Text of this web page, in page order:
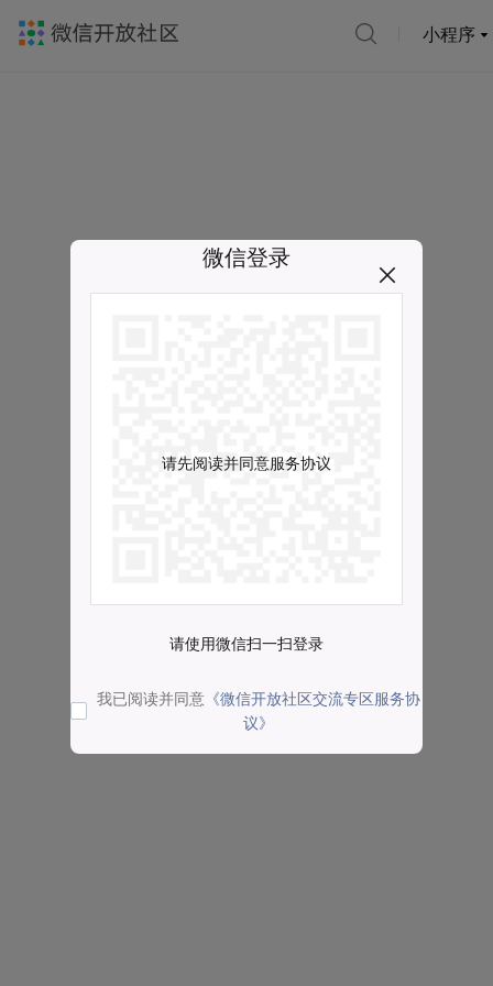
小程序
微信登录
请先阅读并同意服务协议
请使用微信扫一扫登录
我已阅读并同意 《微信开放社区交流专区服务协
议》